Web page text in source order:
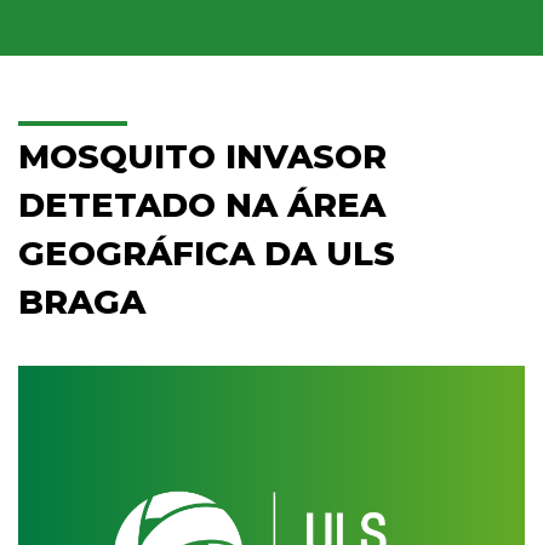
MOSQUITO INVASOR
DETETADO NA ÁREA
GEOGRÁFICA DA ULS
BRAGA